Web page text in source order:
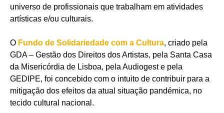
universo de profissionais que trabalham em atividades
artísticas e/ou culturais.
O Fundo de Solidariedade com a Cultura, criado pela
GDA – Gestão dos Direitos dos Artistas, pela Santa Casa
da Misericórdia de Lisboa, pela Audiogest e pela
GEDIPE, foi concebido com o intuito de contribuir para a
mitigação dos efeitos da atual situação pandémica, no
tecido cultural nacional.